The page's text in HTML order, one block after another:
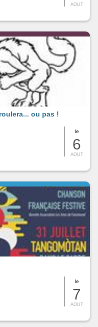
AOUT
le
6
AOUT
ou pas !
le
7
AOUT